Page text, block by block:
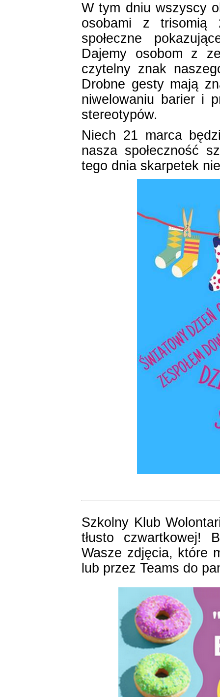
W tym dniu wszyscy
osobami z trisomią
społeczne
Dajemy osobom z
czytelny znak
Drobne gesty mają
niwelowaniu barier i
stereotypów.
Niech 21 marca
nasza społeczność
tego dnia skarpetek
Szkolny Klub
tłusto czwartkowej!
Wasze zdjęcia, które
lub przez Teams do